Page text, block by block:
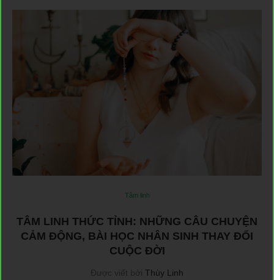
Tâm linh
TÂM LINH THỨC TỈNH: NHỮNG CÂU CHUYỆN
CẢM ĐỘNG, BÀI HỌC NHÂN SINH THAY ĐỔI
CUỘC ĐỜI
Được viết bởi Thùy Linh